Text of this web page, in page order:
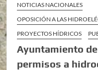
NOTICIAS NACIONALES
OPOSICIÓN A LAS
PROYECTOS HÍDRICOS
Ayuntamiento
permisos a